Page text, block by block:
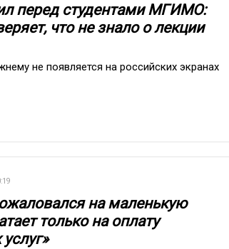
перед студентами МГИМО:
что не знало о лекции
не появляется на российских экранах
на маленькую
только на оплату